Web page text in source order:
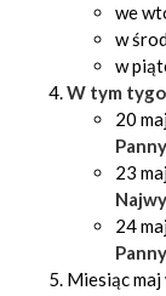
we
w
w
W tym
20
23
24
Miesiąc